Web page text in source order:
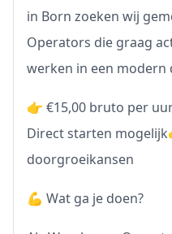
in Born zoeken wij
Operators die graag
werken in een
👉 €15,00 bruto per
Direct starten
doorgroeikansen
💪 Wat ga je doen?